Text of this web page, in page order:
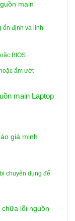
main
ổn định và linh
BIOS
ẩm ướt
main Laptop
giá minh
chuyên dụng để
lỗi nguồn